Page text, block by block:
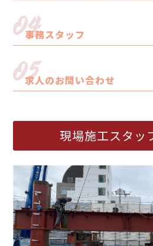
04
事務スタッフ
05
求人のお問い合わせ
現場施工スタッ